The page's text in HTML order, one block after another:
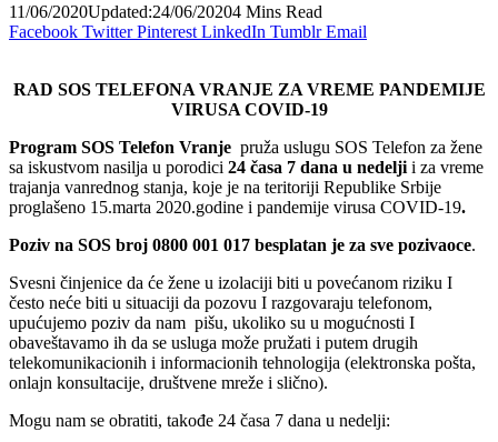
11/06/2020Updated:24/06/20204 Mins Read
Facebook Twitter Pinterest LinkedIn Tumblr Email
RAD SOS TELEFONA VRANJE ZA VREME PANDEMIJE
VIRUSA COVID-19
Program SOS Telefon Vranje pruža uslugu SOS Telefon za žene
sa iskustvom nasilja u porodici 24 časa 7 dana u nedelji i za vreme
trajanja vanrednog stanja, koje je na teritoriji Republike Srbije
proglašeno 15.marta 2020.godine i pandemije virusa COVID-19.
Poziv na SOS broj 0800 001 017 besplatan je za sve pozivaoce.
Svesni činjenice da će žene u izolaciji biti u povećanom riziku I
često neće biti u situaciji da pozovu I razgovaraju telefonom,
upućujemo poziv da nam pišu, ukoliko su u mogućnosti I
obaveštavamo ih da se usluga može pružati i putem drugih
telekomunikacionih i informacionih tehnologija (elektronska pošta,
onlajn konsultacije, društvene mreže i slično).
Mogu nam se obratiti, takođe 24 časa 7 dana u nedelji: